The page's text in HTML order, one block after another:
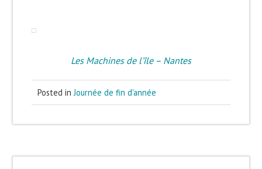
Les Machines de l’île – Nantes
Posted inJournée de fin d'année